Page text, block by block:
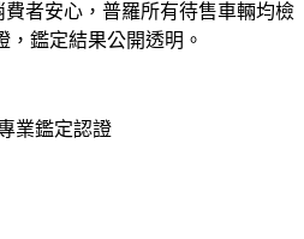
者安心，普羅所有待售車輛均檢
，鑑定結果公開透明。